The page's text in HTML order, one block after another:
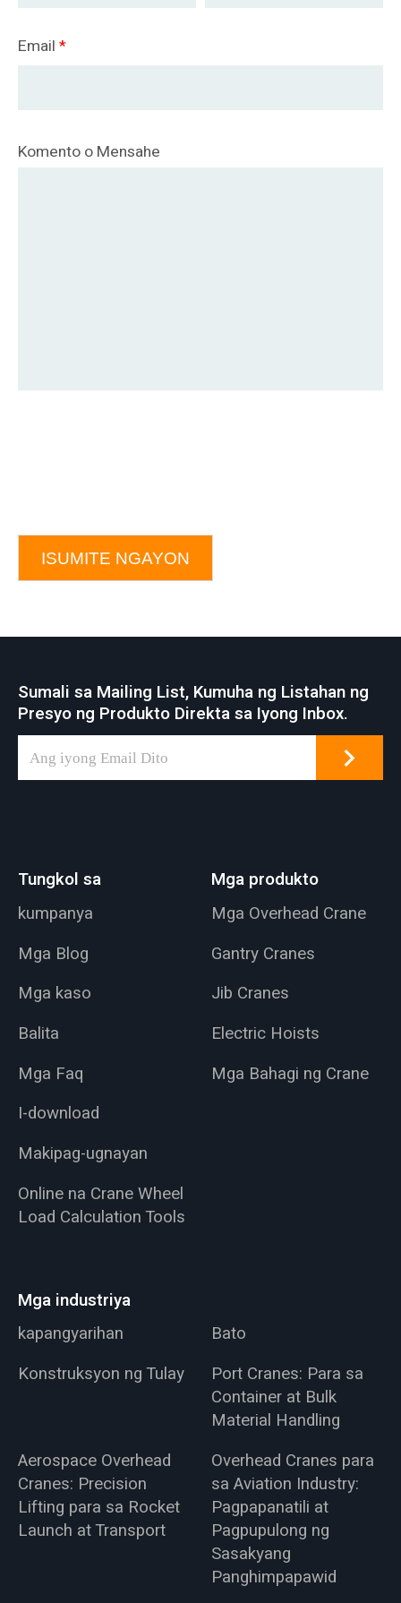
Email *
Komento o Mensahe
ISUMITE NGAYON
Sumali sa Mailing List, Kumuha ng Listahan ng
Presyo ng Produkto Direkta sa Iyong Inbox.
Tungkol sa
kumpanya
Mga Blog
Mga kaso
Balita
Mga Faq
I-download
Makipag-ugnayan
Online na Crane Wheel
Load Calculation Tools
Mga produkto
Mga Overhead Crane
Gantry Cranes
Jib Cranes
Electric Hoists
Mga Bahagi ng Crane
Mga industriya
kapangyarihan
Bato
Konstruksyon ng Tulay
Port Cranes: Para sa
Container at Bulk
Material Handling
Aerospace Overhead
Cranes: Precision
Lifting para sa Rocket
Launch at Transport
Overhead Cranes para
sa Aviation Industry:
Pagpapanatili at
Pagpupulong ng
Sasakyang
Panghimpapawid